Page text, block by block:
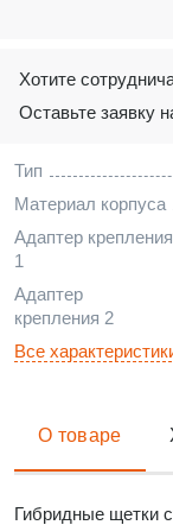
Тип
Материал корпуса
Адаптер крепления
1
Адаптер
крепления 2
Все
Хотите
Оставьте заявку
О товаре
Гибридные щетки